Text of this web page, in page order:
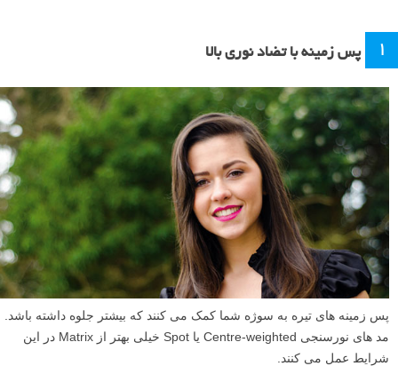
۱ پس زمینه با تضاد نوری بالا
پس زمینه های تیره به سوژه شما کمک می کنند که بیشتر جلوه داشته باشد.
مد های نورسنجی Centre-weighted یا Spot خیلی بهتر از Matrix در این
شرایط عمل می کنند.